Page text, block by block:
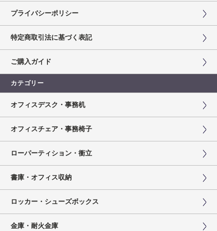
プライバシーポリシー
特定商取引法に基づく表記
ご購入ガイド
カテゴリー
オフィスデスク・事務机
オフィスチェア・事務椅子
ローパーティション・衝立
書庫・オフィス収納
ロッカー・シューズボックス
金庫・耐火金庫